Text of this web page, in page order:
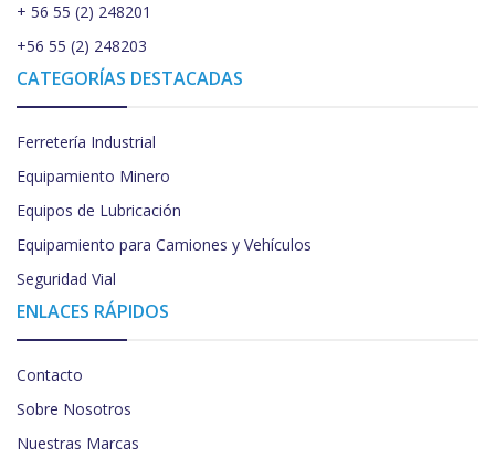
+ 56 55 (2) 248201
+56 55 (2) 248203
CATEGORÍAS DESTACADAS
Ferretería Industrial
Equipamiento Minero
Equipos de Lubricación
Equipamiento para Camiones y Vehículos
Seguridad Vial
ENLACES RÁPIDOS
Contacto
Sobre Nosotros
Nuestras Marcas